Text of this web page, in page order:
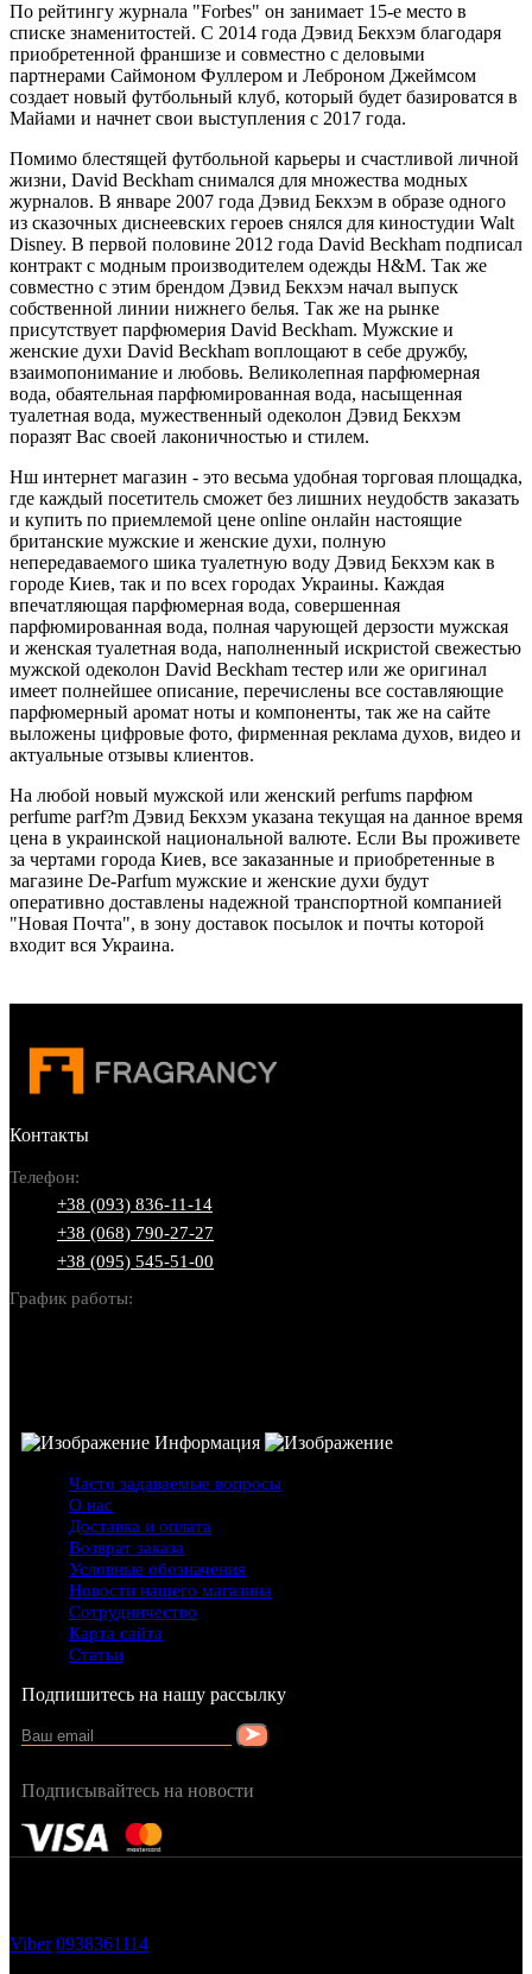
По рейтингу журнала "Forbes" он занимает 15-е место в
списке знаменитостей. С 2014 года Дэвид Бекхэм благодаря
приобретенной франшизе и совместно с деловыми
партнерами Саймоном Фуллером и Леброном Джеймсом
создает новый футбольный клуб, который будет базироватся в
Майами и начнет свои выступления с 2017 года.
Помимо блестящей футбольной карьеры и счастливой личной
жизни, David Beckham снимался для множества модных
журналов. В январе 2007 года Дэвид Бекхэм в образе одного
из сказочных диснеевских героев снялся для киностудии Walt
Disney. В первой половине 2012 года David Beckham подписал
контракт с модным производителем одежды H&M. Так же
совместно с этим брендом Дэвид Бекхэм начал выпуск
собственной линии нижнего белья. Так же на рынке
присутствует парфюмерия David Beckham. Мужские и
женские духи David Beckham воплощают в себе дружбу,
взаимопонимание и любовь. Великолепная парфюмерная
вода, обаятельная парфюмированная вода, насыщенная
туалетная вода, мужественный одеколон Дэвид Бекхэм
поразят Вас своей лаконичностью и стилем.
Нш интернет магазин - это весьма удобная торговая площадка,
где каждый посетитель сможет без лишних неудобств заказать
и купить по приемлемой цене online онлайн настоящие
британские мужские и женские духи, полную
непередаваемого шика туалетную воду Дэвид Бекхэм как в
городе Киев, так и по всех городах Украины. Каждая
впечатляющая парфюмерная вода, совершенная
парфюмированная вода, полная чарующей дерзости мужская
и женская туалетная вода, наполненный искристой свежестью
мужской одеколон David Beckham тестер или же оригинал
имеет полнейшее описание, перечислены все составляющие
парфюмерный аромат ноты и компоненты, так же на сайте
выложены цифровые фото, фирменная реклама духов, видео и
актуальные отзывы клиентов.
На любой новый мужской или женский perfums парфюм
perfume parf?m Дэвид Бекхэм указана текущая на данное время
цена в украинской национальной валюте. Если Вы проживете
за чертами города Киев, все заказанные и приобретенные в
магазине De-Parfum мужские и женские духи будут
оперативно доставлены надежной транспортной компанией
"Новая Почта", в зону доставок посылок и почты которой
входит вся Украина.
Контакты
Телефон:
+38 (093) 836-11-14
+38 (068) 790-27-27
+38 (095) 545-51-00
График работы:
Информация
Часто задаваемые вопросы
О нас
Доставка и оплата
Возврат заказа
Условные обозначения
Новости нашего магазина
Сотрудничество
Карта сайта
Статьи
Подпишитесь на нашу рассылку
Подписывайтесь на новости
Viber 0938361114